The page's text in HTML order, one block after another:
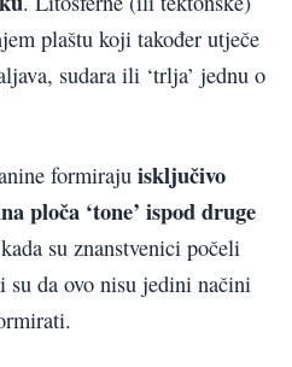
plaštu koji također utječe
sudara ili ‘trlja’ jednu o
formiraju isključivo
ploča ‘tone’ ispod druge
su znanstvenici počeli
da ovo nisu jedini načini